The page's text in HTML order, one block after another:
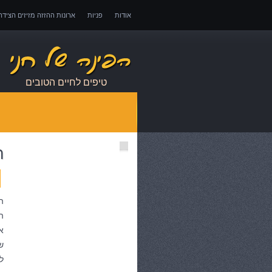
אודות פניות ארונות ההזזה מזיזים
אובדן כושר עבודה – כיצד לממש זכויות
טיפים לחיים הטובים